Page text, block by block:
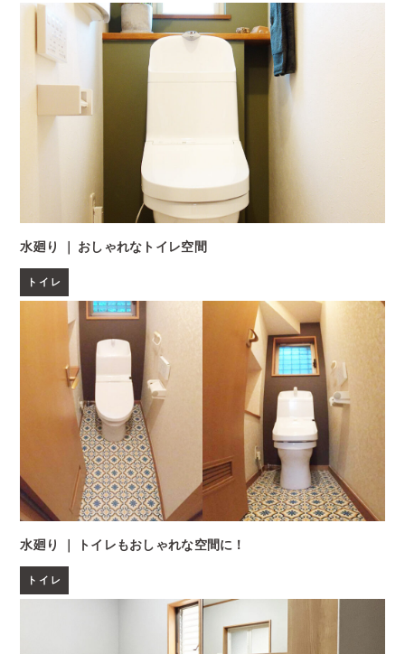
水廻り ｜ おしゃれなトイレ空間
トイレ
水廻り ｜ トイレもおしゃれな空間に！
トイレ